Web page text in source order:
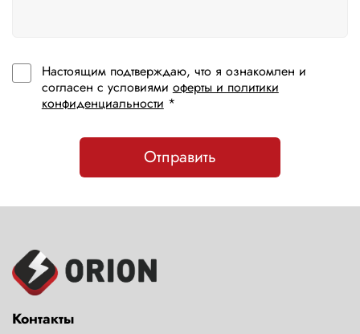
Настоящим подтверждаю, что я ознакомлен и
согласен с условиями оферты и политики
конфиденциальности *
Отправить
Контакты